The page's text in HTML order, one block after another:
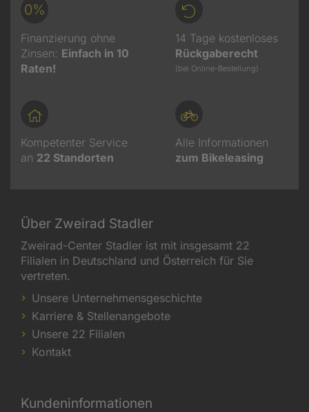
0%
Finanzierung ohne
Zinsen: Einfach in 10
Raten!
14 Tage kostenloses
Rückgaberecht
(bei Online-Bestellung)
Kompetenter Service
an 22 Standorten
Alle Informationen
zum Bikeleasing
Über Zweirad Stadler
Zweirad-Center Stadler ist mit insgesamt 22
Filialen in Deutschland und Österreich für Sie
vertreten.
Unsere Unternehmensgeschichte
Karriere & Stellenangebote
Unsere 22 Filialen
Kontakt
Kundeninformationen